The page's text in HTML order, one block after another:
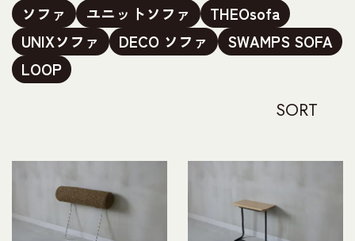
ソファ ユニットソファ
THEOsofa
UNIXソファ
DECO ソファ
SWAMPS SOFA
LOOP
SORT